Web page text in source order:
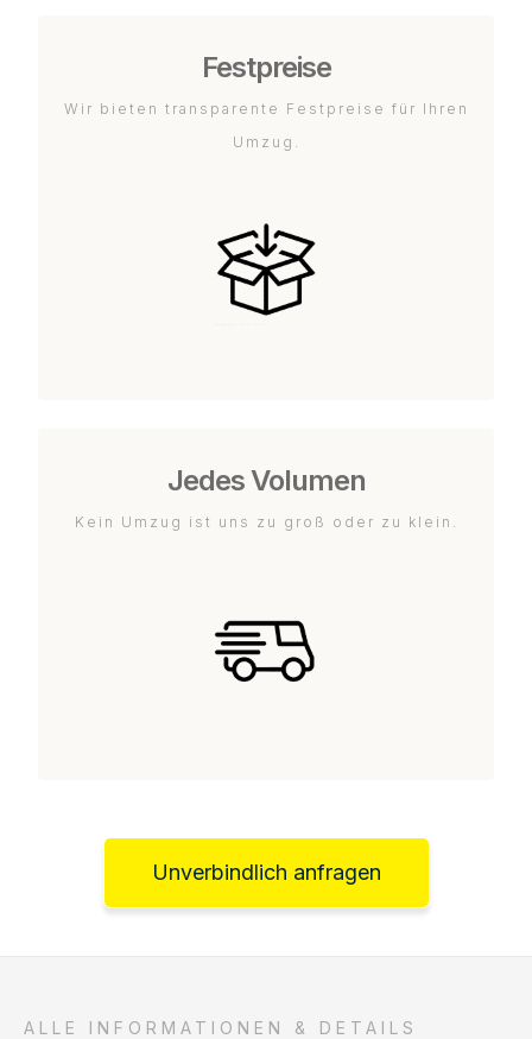
Festpreise
Wir bieten transparente Festpreise für Ihren
Umzug.
Jedes Volumen
Kein Umzug ist uns zu groß oder zu klein.
Unverbindlich anfragen
ALLE INFORMATIONEN & DETAILS